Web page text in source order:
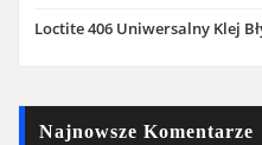
Loctite 406 Uniwersalny Klej
Najnowsze Komentarze